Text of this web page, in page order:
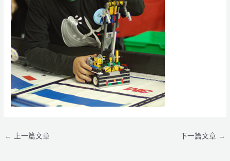
← 上一篇文章 下一篇文章 →